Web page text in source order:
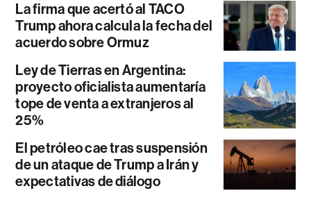
La firma que acertó al TACO
Trump ahora calcula la fecha del
acuerdo sobre Ormuz
Ley de Tierras en Argentina:
proyecto oficialista aumentaría
tope de venta a extranjeros al
25%
El petróleo cae tras suspensión
de un ataque de Trump a Irán y
expectativas de diálogo